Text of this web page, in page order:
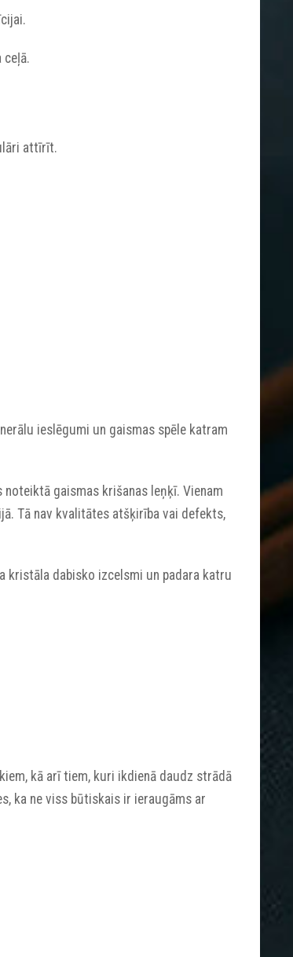
ceļā.
attīrīt.
ieslēgumi un gaismas spēle katram
gaismas krišanas leņķī. Vienam
Tā nav kvalitātes atšķirība vai defekts,
kristāla dabisko izcelsmi un padara katru
kā arī tiem, kuri ikdienā daudz strādā
ka ne viss būtiskais ir ieraugāms ar